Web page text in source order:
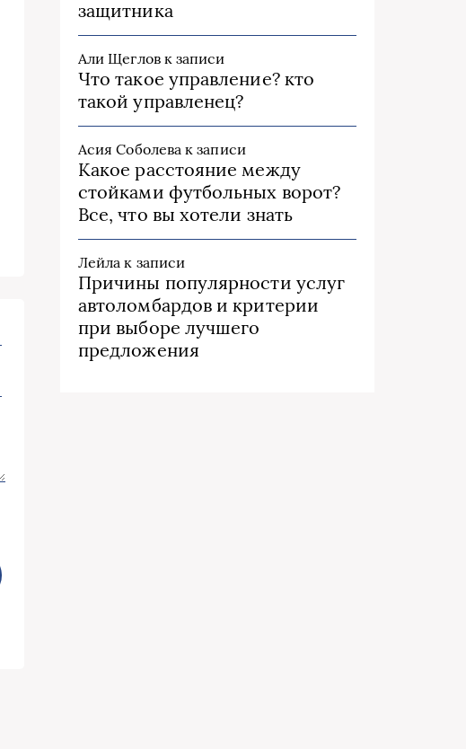
защитника
Али Щегловк записи
Что такое управление? кто
такой управленец?
Асия Соболева к записи
Какое расстояние между
стойками футбольных ворот?
Все, что вы хотели знать
Лейла к записи
Причины популярности услуг
автоломбардов и критерии
при выборе лучшего
предложения